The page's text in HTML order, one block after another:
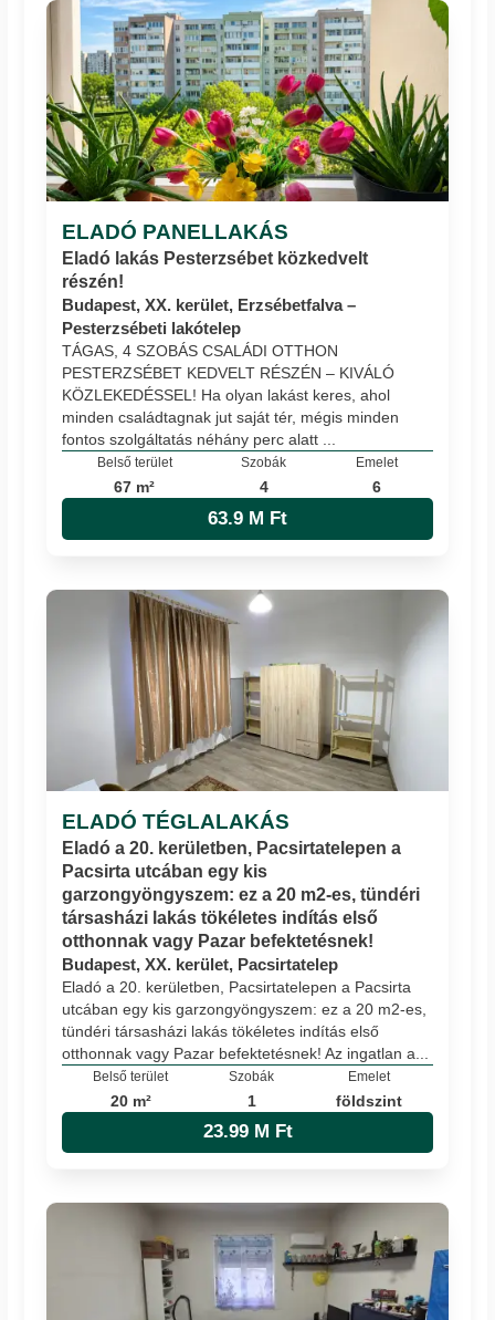
ELADÓ PANELLAKÁS
Eladó lakás Pesterzsébet közkedvelt
részén!
Budapest, XX. kerület, Erzsébetfalva –
Pesterzsébeti lakótelep
TÁGAS, 4 SZOBÁS CSALÁDI OTTHON
PESTERZSÉBET KEDVELT RÉSZÉN – KIVÁLÓ
KÖZLEKEDÉSSEL! Ha olyan lakást keres, ahol
minden családtagnak jut saját tér, mégis minden
fontos szolgáltatás néhány perc alatt ...
Belső terület
67 m²
Szobák
4
Emelet
6
63.9 M Ft
ELADÓ TÉGLALAKÁS
Eladó a 20. kerületben, Pacsirtatelepen a
Pacsirta utcában egy kis
garzongyöngyszem: ez a 20 m2-es, tündéri
társasházi lakás tökéletes indítás első
otthonnak vagy Pazar befektetésnek!
Budapest, XX. kerület, Pacsirtatelep
Eladó a 20. kerületben, Pacsirtatelepen a Pacsirta
utcában egy kis garzongyöngyszem: ez a 20 m2-es,
tündéri társasházi lakás tökéletes indítás első
otthonnak vagy Pazar befektetésnek! Az ingatlan a...
Belső terület
20 m²
Szobák
1
Emelet
földszint
23.99 M Ft